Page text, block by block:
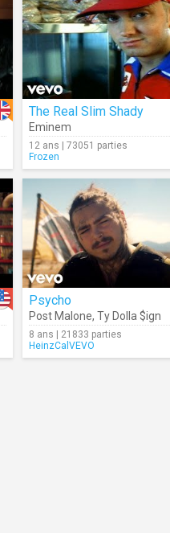
The Real Slim Shady
Eminem
12 ans | 73051 parties
Frozen
Psycho
Post Malone, Ty Dolla $ign
8 ans | 21833 parties
HeinzCalVEVO